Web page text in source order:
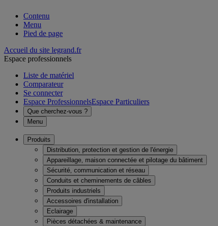
Contenu
Menu
Pied de page
Accueil du site legrand.fr
Espace professionnels
Liste de matériel
Comparateur
Se connecter
Espace ProfessionnelsEspace Particuliers
Que cherchez-vous ?
Menu
Produits
Distribution, protection et gestion de l'énergie
Appareillage, maison connectée et pilotage du bâtiment
Sécurité, communication et réseau
Conduits et cheminements de câbles
Produits industriels
Accessoires d'installation
Eclairage
Pièces détachées & maintenance